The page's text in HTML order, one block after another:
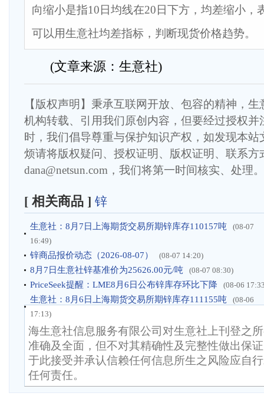
向缩小是指10日均线在20日下方，均差缩小，
可以用生意社均差指标，判断现货价格趋势。
(文章来源：生意社)
【版权声明】秉承互联网开放、包容的精神，
机构转载、引用我们原创内容，但要经过授权并
时，我们倡导尊重与保护知识产权，如发现本
烦请将版权疑问、授权证明、版权证明、联系方
dana@netsun.com，我们将第一时间核实、处理。
[ 相关商品 ] 锌
生意社：8月7日上海期货交易所期锌库存110157吨
(08-07
16:49)
锌商品报价动态（2026-08-07） (08-07 14:20)
8月7日生意社锌基准价为25626.00元/吨 (08-07 08:30)
PriceSeek提醒：LME8月6日公布锌库存环比下降 (08-06
生意社：8月6日上海期货交易所期锌库存111155吨
(08-06
17:13)
海生意社信息服务有限公司对生意社上刊登之
准确及全面，但不对其精确性及完整性做出保
于此接受并承认信赖任何信息所生之风险应自
任何责任。